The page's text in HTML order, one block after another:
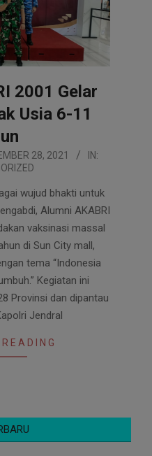
2001 Gelar
Usia 6-11
28, 2021
IN:
wujud bhakti untuk
Alumni AKABRI
vaksinasi massal
di Sun City mall,
tema “Indonesia
Kegiatan ini
Provinsi dan dipantau
Jendral